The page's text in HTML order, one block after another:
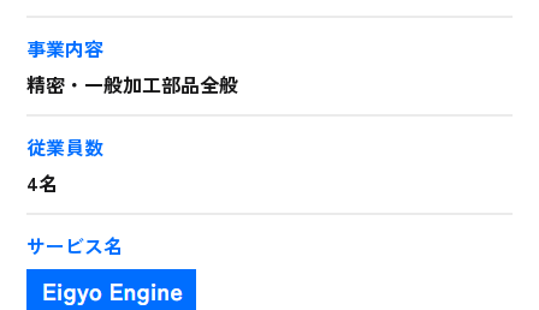
事業内容
精密・一般加工部品全般
従業員数
4名
サービス名